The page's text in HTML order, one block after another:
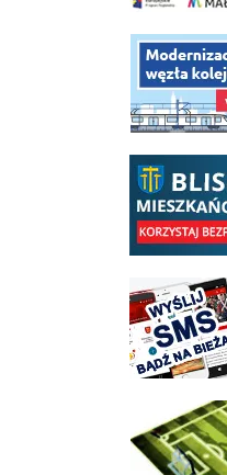
link do opisu
link do opisu
link do strony
link do opisu